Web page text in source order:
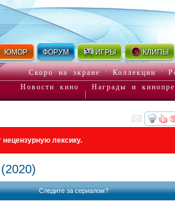
ЮМОР ФОРУМ ИГРЫ КЛИПЫ
Скоро на экране Коллекции
Новости кино
Награды и
лексику.
(2020)
Следите за сериалом?